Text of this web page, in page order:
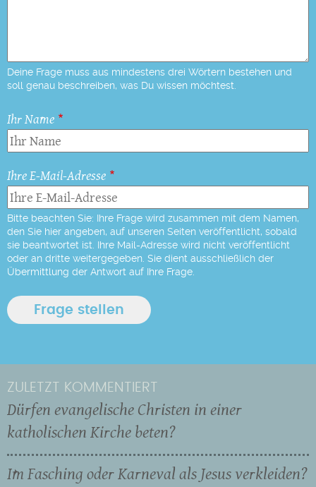
Deine Frage muss aus mindestens drei Wörtern bestehen und
soll genau beschreiben, was Du wissen möchtest.
Ihr Name
Ihre E-Mail-Adresse
Bitte beachten Sie: Ihre Frage wird zusammen mit dem Namen,
den Sie hier angeben, auf unseren Seiten veröffentlicht, sobald
sie beantwortet ist. Ihre Mail-Adresse wird nicht veröffentlicht
oder an dritte weitergegeben. Sie dient ausschließlich der
Übermittlung der Antwort auf Ihre Frage.
ZULETZT KOMMENTIERT
Dürfen evangelische Christen in einer
katholischen Kirche beten?
Im Fasching oder Karneval als Jesus verkleiden?